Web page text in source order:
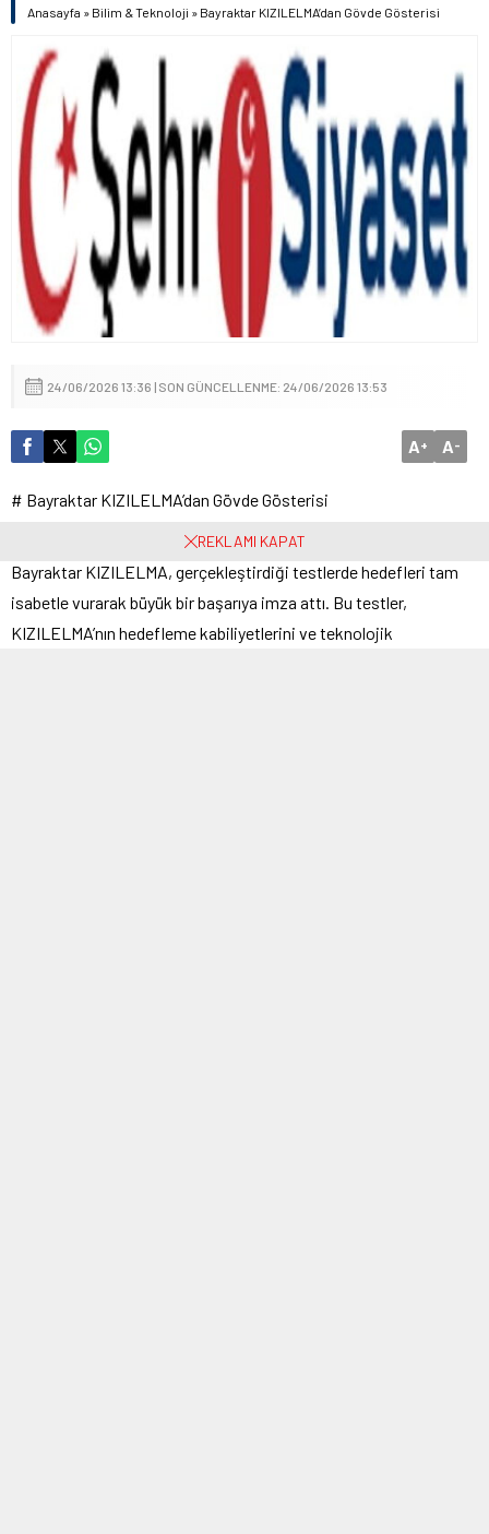
Anasayfa » Bilim & Teknoloji » Bayraktar KIZILELMA’dan Gövde Gösterisi
24/06/2026 13:36 | SON GÜNCELLENME: 24/06/2026 13:53
A+ A-
# Bayraktar KIZILELMA’dan Gövde Gösterisi
Baykar tarafından geliştirilen yerli ve milli insansız savaş uçağı
Bayraktar KIZILELMA, gerçekleştirdiği testlerde hedefleri tam
isabetle vurarak büyük bir başarıya imza attı. Bu testler,
KIZILELMA’nın hedefleme kabiliyetlerini ve teknolojik
REKLAMI KAPAT